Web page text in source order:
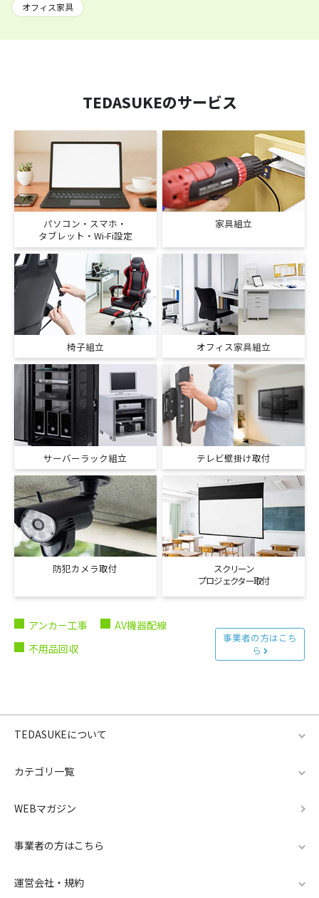
オフィス家具
TEDASUKEのサービス
パソコン・スマホ・
タブレット・Wi-Fi設定
家具組立
椅子組立 オフィス家具組立
サーバーラック組立 テレビ壁掛け取付
防犯カメラ取付
スクリーン
プロジェクター取付
アンカー工事
AV機器配線
不用品回収
事業者の方はこち
ら
TEDASUKEについて
カテゴリ一覧
WEBマガジン
事業者の方はこちら
運営会社・規約